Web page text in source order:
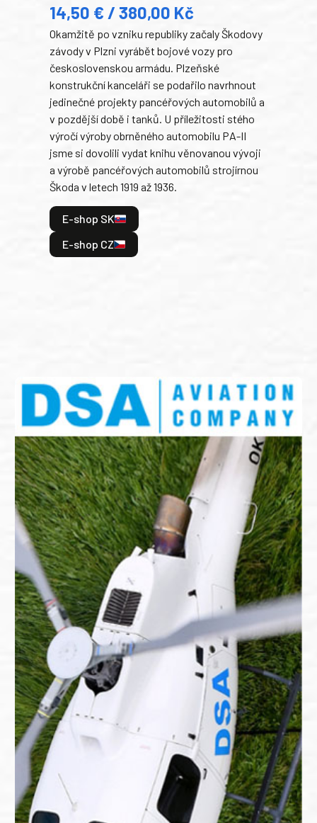
14,50 € / 380,00 Kč
Okamžitě po vzniku republiky začaly Škodovy
závody v Plzni vyrábět bojové vozy pro
československou armádu. Plzeňské
konstrukční kanceláři se podařilo navrhnout
jedinečné projekty pancéřových automobilů a
v pozdější době i tanků. U příležitosti stého
výročí výroby obrněného automobilu PA-II
jsme si dovolili vydat knihu věnovanou vývoji
a výrobě pancéřových automobilů strojírnou
Škoda v letech 1919 až 1936.
E-shop SK
E-shop CZ